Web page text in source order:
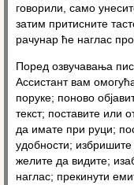
говорили, само
затим притисните
рачунар ће наглас
Поред озвучавања
Ассистант вам
поруке; поново
текст; поставите или
да имате при руци;
удобности;
желите да видите;
наглас; прекинути